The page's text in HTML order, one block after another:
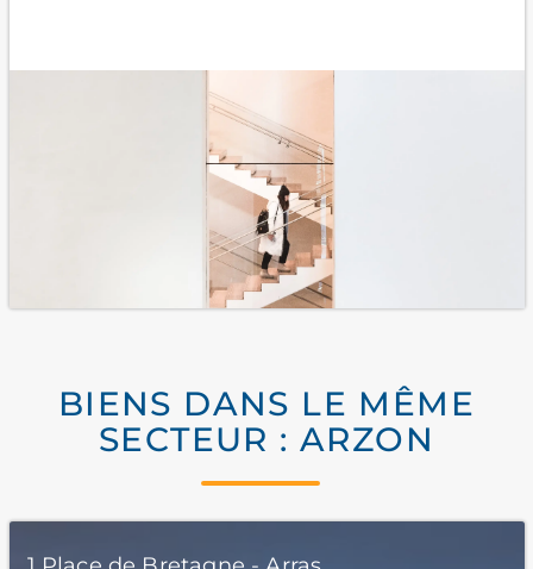
BIENS DANS LE MÊME
SECTEUR : ARZON